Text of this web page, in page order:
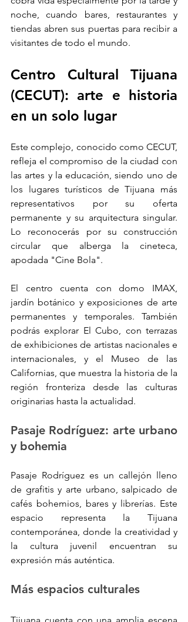
noche, cuando bares, restaurantes y
tiendas abren sus puertas para recibir a
visitantes de todo el mundo.
Centro Cultural Tijuana
(CECUT): arte e historia
en un solo lugar
Este complejo, conocido como CECUT,
refleja el compromiso de la ciudad con
las artes y la educación, siendo uno de
los lugares turísticos de Tijuana más
representativos por su oferta
permanente y su arquitectura singular.
Lo reconocerás por su construcción
circular que alberga la cineteca,
apodada "Cine Bola".
El centro cuenta con domo IMAX,
jardín botánico y exposiciones de arte
permanentes y temporales. También
podrás explorar El Cubo, con terrazas
de exhibiciones de artistas nacionales e
internacionales, y el Museo de las
Californias, que muestra la historia de la
región fronteriza desde las culturas
originarias hasta la actualidad.
Pasaje Rodríguez: arte urbano
y bohemia
Pasaje Rodríguez es un callejón lleno
de grafitis y arte urbano, salpicado de
cafés bohemios, bares y librerías. Este
espacio representa la Tijuana
contemporánea, donde la creatividad y
la cultura juvenil encuentran su
expresión más auténtica.
Más espacios culturales